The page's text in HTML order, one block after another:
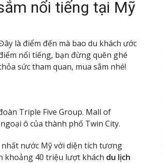
nổi tiếng tại Mỹ
là điểm đến mà bao du khách ước
nổi tiếng, bạn đừng quên ghé
sức tham quan, mua sắm nhé!
Triple Five Group. Mall of
ô của thành phố Twin City.
nước Mỹ với diện tích tương
khoảng 40 triệu lượt khách du lịch